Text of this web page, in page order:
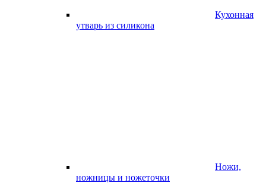
Кухонная
утварь из силикона
Ножи,
ножницы и ножеточки